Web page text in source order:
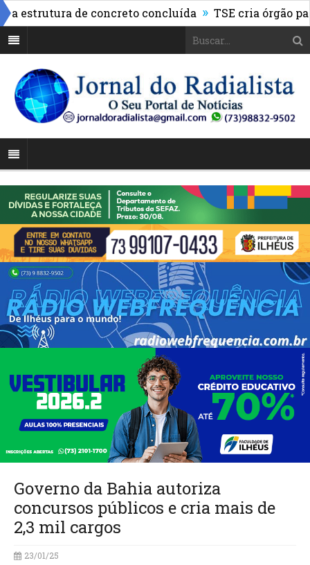
de concreto concluída » TSE cria órgão para
mulheres
Governo da Bahia autoriza
concursos públicos e cria mais de
2,3 mil cargos
23/01/25